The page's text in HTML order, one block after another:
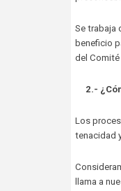
Se trabaja
beneficio
del Comité
2.-
Los
tenacidad
llama a